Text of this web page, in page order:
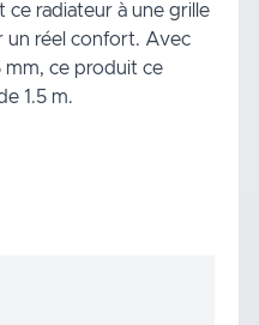
ce radiateur à une grille
réel confort. Avec
mm, ce produit ce
1.5 m.